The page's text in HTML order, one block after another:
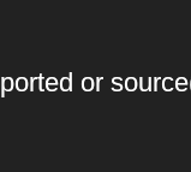
or